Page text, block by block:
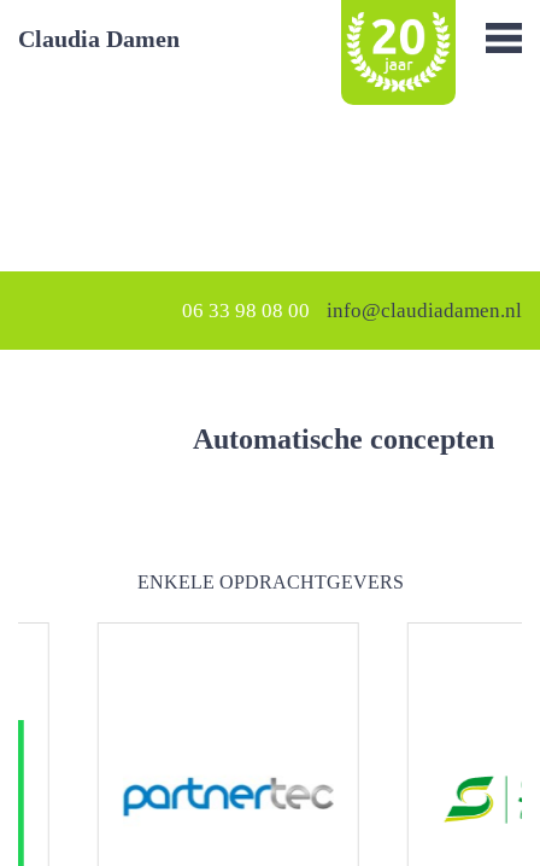
Claudia Damen
06 33 98 08 00 info@claudiadamen.nl
Automatische concepten
ENKELE OPDRACHTGEVERS